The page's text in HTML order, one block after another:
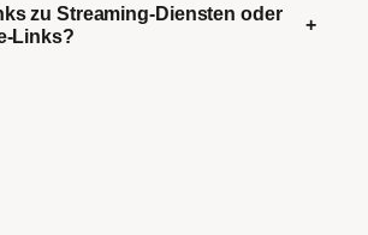
zu Streaming-Diensten oder
Links?
+